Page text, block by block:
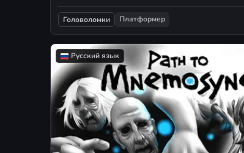
Головоломки Платформер
Русский язык